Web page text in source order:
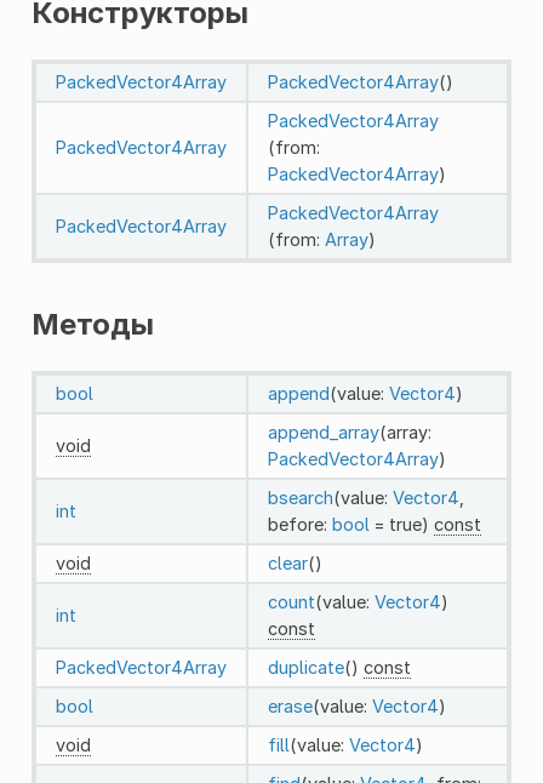
Конструкторы
PackedVector4Array PackedVector4Array()
PackedVector4Array
PackedVector4Array
(from:
PackedVector4Array)
PackedVector4Array
PackedVector4Array
(from: Array)
Методы
bool append(value: Vector4)
void
append_array(array:
PackedVector4Array)
int
bsearch(value: Vector4
before: bool = true) const
void
clear()
int
count(value: Vector4)
const
PackedVector4Array
duplicate() const
bool
erase(value: Vector4)
void
fill(value: Vector4)